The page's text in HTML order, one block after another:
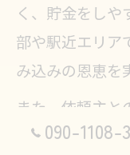
く、貯金をし
部や駅近エリア
み込みの恩恵を
また、依頼主
きやすく、長
090-1108-